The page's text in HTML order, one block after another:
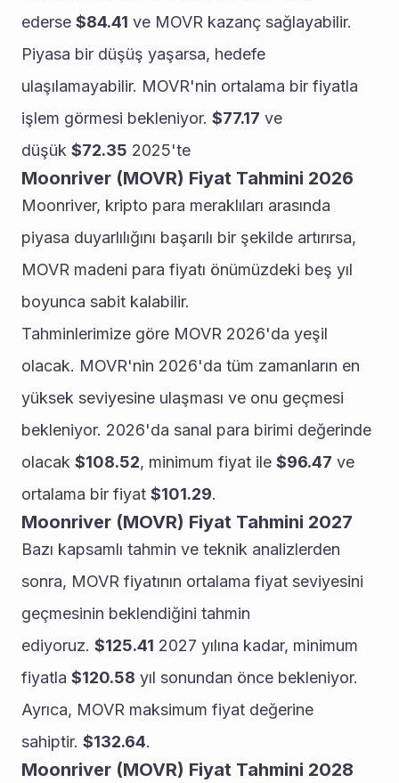
ederse $84.41 ve MOVR kazanç sağlayabilir.
Piyasa bir düşüş yaşarsa, hedefe
ulaşılamayabilir. MOVR'nin ortalama bir fiyatla
işlem görmesi bekleniyor. $77.17 ve
düşük $72.35 2025'te
Moonriver (MOVR) Fiyat Tahmini 2026
Moonriver, kripto para meraklıları arasında
piyasa duyarlılığını başarılı bir şekilde artırırsa,
MOVR madeni para fiyatı önümüzdeki beş yıl
boyunca sabit kalabilir.
Tahminlerimize göre MOVR 2026'da yeşil
olacak. MOVR'nin 2026'da tüm zamanların en
yüksek seviyesine ulaşması ve onu geçmesi
bekleniyor. 2026'da sanal para birimi değerinde
olacak $108.52, minimum fiyat ile $96.47 ve
ortalama bir fiyat $101.29.
Moonriver (MOVR) Fiyat Tahmini 2027
Bazı kapsamlı tahmin ve teknik analizlerden
sonra, MOVR fiyatının ortalama fiyat seviyesini
geçmesinin beklendiğini tahmin
ediyoruz. $125.41 2027 yılına kadar, minimum
fiyatla $120.58 yıl sonundan önce bekleniyor.
Ayrıca, MOVR maksimum fiyat değerine
sahiptir. $132.64.
Moonriver (MOVR) Fiyat Tahmini 2028